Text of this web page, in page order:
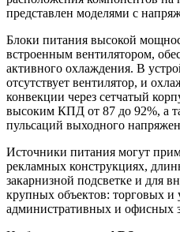
представлен моделями с
Блоки питания высокой
встроенным вентилятором,
активного охлаждения. В
отсутствует вентилятор, и
конвекции через сетчатый
высоким КПД от 87 до 92%, а
пульсаций выходного
Источники питания могут
рекламных конструкциях,
закарнизной подсветке и для
крупных объектов: торговых и
административных и офисных